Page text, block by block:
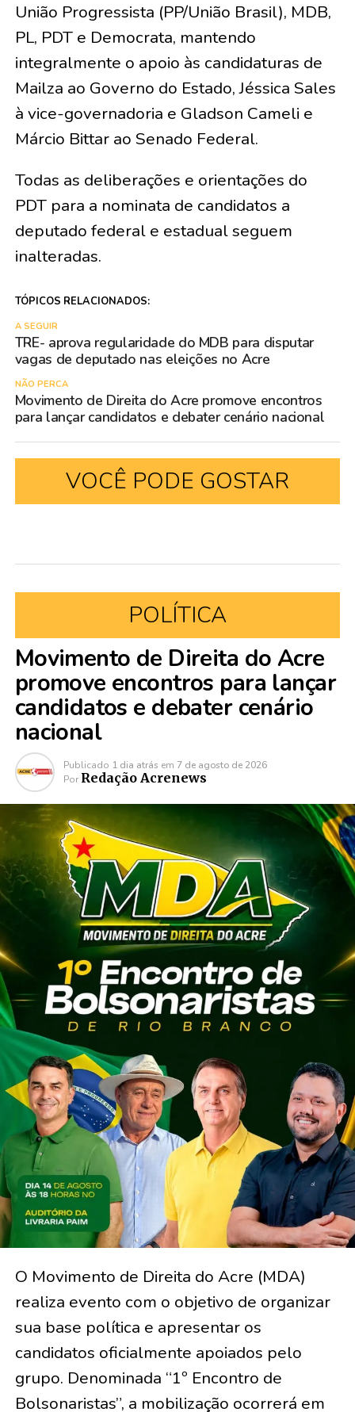
União Progressista (PP/União Brasil), MDB,
PL, PDT e Democrata, mantendo
integralmente o apoio às candidaturas de
Mailza ao Governo do Estado, Jéssica Sales
à vice-governadoria e Gladson Cameli e
Márcio Bittar ao Senado Federal.
​Todas as deliberações e orientações do
PDT para a nominata de candidatos a
deputado federal e estadual seguem
inalteradas.
TÓPICOS RELACIONADOS:
A SEGUIR
TRE- aprova regularidade do MDB para disputar
vagas de deputado nas eleições no Acre
NÃO PERCA
Movimento de Direita do Acre promove encontros
para lançar candidatos e debater cenário nacional
VOCÊ PODE GOSTAR
POLÍTICA
Movimento de Direita do Acre
promove encontros para lançar
candidatos e debater cenário
nacional
Publicado 1 dia atrás em 7 de agosto de 2026
Por Redação Acrenews
O Movimento de Direita do Acre (MDA)
realiza evento com o objetivo de organizar
sua base política e apresentar os
candidatos oficialmente apoiados pelo
grupo. Denominada “1º Encontro de
Bolsonaristas”, a mobilização ocorrerá em